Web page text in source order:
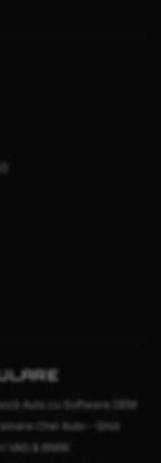
Auto cu Software OEM
Chei Auto - Ghid
VAG & BMW